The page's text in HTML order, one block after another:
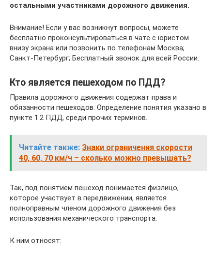
остальными участниками дорожного движения.
Внимание! Если у вас возникнут вопросы, можете
бесплатно проконсультироваться в чате с юристом
внизу экрана или позвонить по телефонам Москва;
Санкт-Петербург; Бесплатный звонок для всей России.
Кто является пешеходом по ПДД?
Правила дорожного движения содержат права и
обязанности пешеходов. Определение понятия указано в
пункте 1.2 ПДД, среди прочих терминов.
Читайте также: Знаки ограничения скорости
40, 60, 70 км/ч – сколько можно превышать?
Так, под понятием пешеход понимается физлицо,
которое участвует в передвижении, является
полноправным членом дорожного движения без
использования механического транспорта.
К ним относят: